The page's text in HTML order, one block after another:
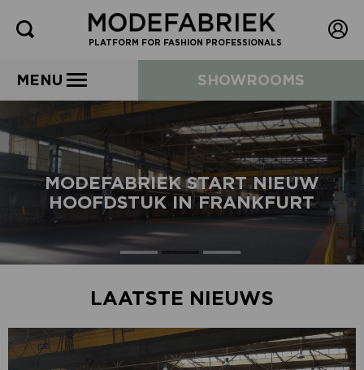
PLATFORM FOR FASHION PROFESSIONALS
MENU SHOWROOMS
MODEFABRIEK START NIEUW
HOOFDSTUK IN FRANKFURT
LAATSTE NIEUWS